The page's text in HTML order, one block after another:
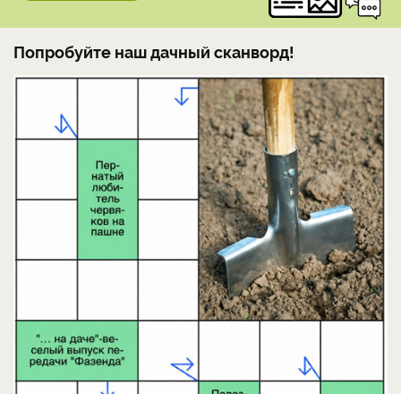
Попробуйте наш дачный сканворд!